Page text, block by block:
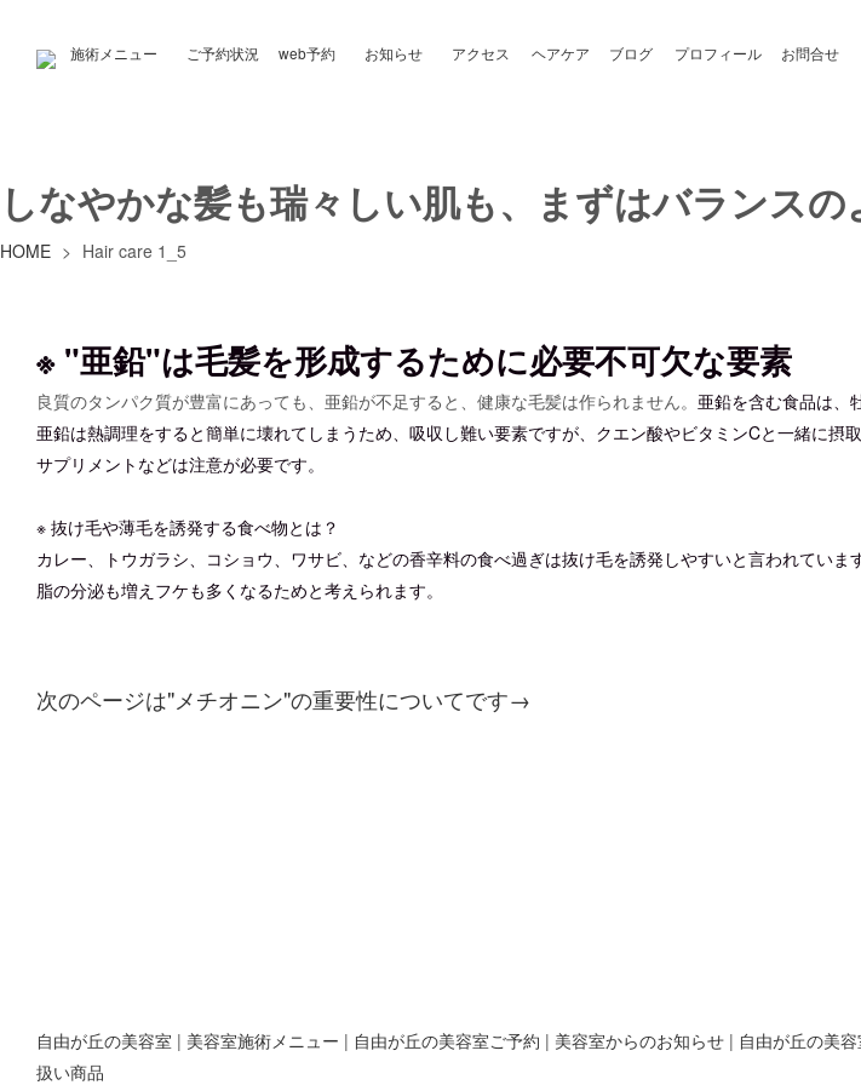
施術メニュー ご予約状況 web予約 お知らせ アクセス ヘアケア ブログ プロフィール お問合せ
しなやかな髪も瑞々しい肌も、まずはバランスの
HOME > Hair care 1_5
※ "亜鉛"は毛髪を形成するために必要不可欠な要素
良質のタンパク質が豊富にあっても、亜鉛が不足すると、健康な毛髪は作られません。 亜鉛を含む食品は、
亜鉛は熱調理をすると簡単に壊れてしまうため、吸収し難い要素ですが、 クエン酸やビタミンCと一緒に摂
サプリメントなどは注意が必要です。
※ 抜け毛や薄毛を誘発する食べ物とは？
カレー、トウガラシ、コショウ、ワサビ、などの香辛料の食べ過ぎは抜け毛を誘発しやすいと言われていま
脂の分泌も増え フケも多くなるためと考えられます。
次のページは"メチオニン"の重要性についてです→
自由が丘の美容室 | 美容室施術メニュー | 自由が丘の美容室ご予約 | 美容室からのお知らせ | 自由が丘の美
扱い商品